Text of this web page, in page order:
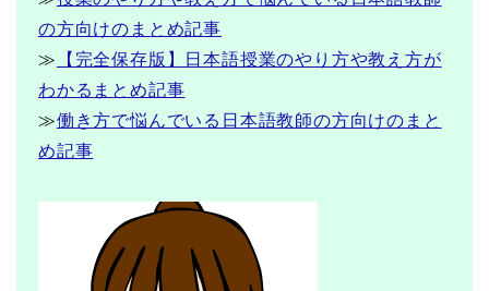
の方向けのまとめ記事
≫
【完全保存版】日本語授業のやり方や教え方が
わかるまとめ記事
≫働き方で悩んでいる日本語教師の方向けのまと
め記事